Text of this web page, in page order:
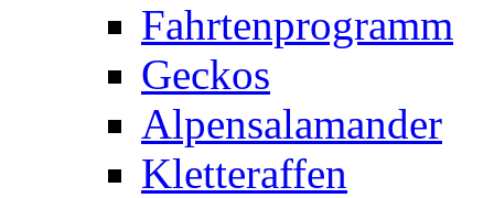
Fahrtenprogramm
Geckos
Alpensalamander
Kletteraffen